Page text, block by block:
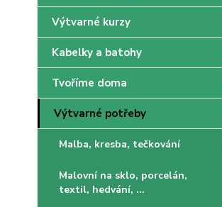
Výtvarné kurzy
Kabelky a batohy
Tvoříme doma
Výtvarné potřeby
Malba, kresba, tečkování
Malovní na sklo, porcelán,
textil, hedvání, ...